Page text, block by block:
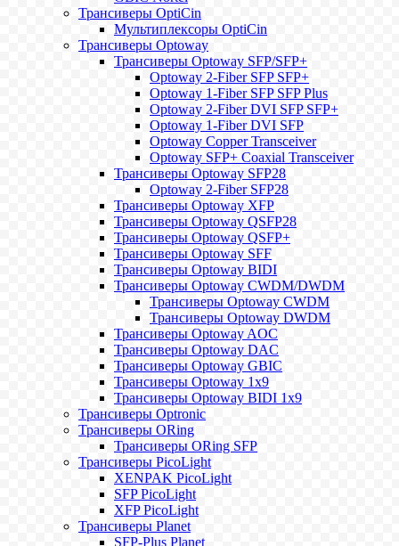
Трансиверы OptiCin
Мультиплексоры OptiCin
Трансиверы Optoway
Трансиверы Optoway SFP/SFP+
Optoway 2-Fiber SFP SFP+
Optoway 1-Fiber SFP SFP Plus
Optoway 2-Fiber DVI SFP SFP+
Optoway 1-Fiber DVI SFP
Optoway Copper Transceiver
Optoway SFP+ Coaxial Transceiver
Трансиверы Optoway SFP28
Optoway 2-Fiber SFP28
Трансиверы Optoway XFP
Трансиверы Optoway QSFP28
Трансиверы Optoway QSFP+
Трансиверы Optoway SFF
Трансиверы Optoway BIDI
Трансиверы Optoway CWDM/DWDM
Трансиверы Optoway CWDM
Трансиверы Optoway DWDM
Трансиверы Optoway AOC
Трансиверы Optoway DAC
Трансиверы Optoway GBIC
Трансиверы Optoway 1х9
Трансиверы Optoway BIDI 1x9
Трансиверы Optronic
Трансиверы ORing
Трансиверы ORing SFP
Трансиверы PicoLight
XENPAK PicoLight
SFP PicoLight
XFP PicoLight
Трансиверы Planet
SFP-Plus Planet